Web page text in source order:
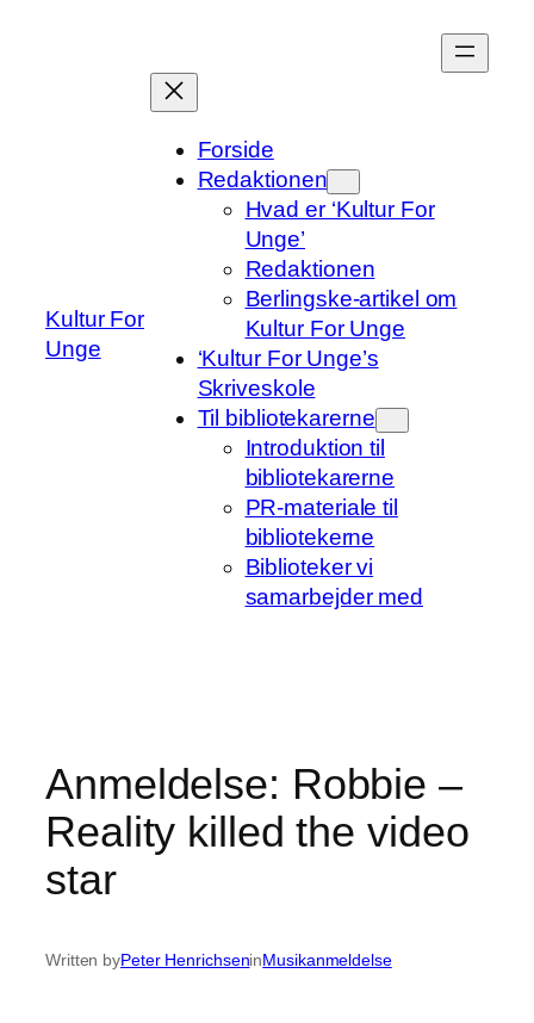
Kultur For
Unge
Forside
Redaktionen
Hvad er ‘Kultur For
Unge’
Redaktionen
Berlingske-artikel om
Kultur For Unge
‘Kultur For Unge’s
Skriveskole
Til bibliotekarerne
Introduktion til
bibliotekarerne
PR-materiale til
bibliotekerne
Biblioteker vi
samarbejder med
Anmeldelse: Robbie –
Reality killed the video
star
Written byPeter HenrichseninMusikanmeldelse